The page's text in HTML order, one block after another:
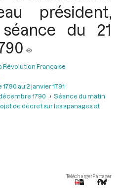
président,
du 21
Révolution Française
au 2 janvier 1791
1790
Séance du matin
de décret sur les apanages et
TéléchargerPartager